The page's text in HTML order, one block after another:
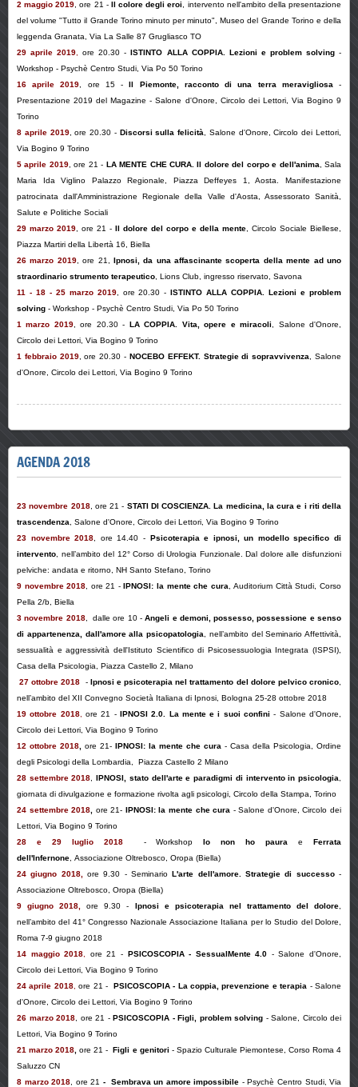
2 maggio 2019 , ore 21 - Il colore degli eroi
, intervento nell'ambito della presentazione
del volume "Tutto il Grande Torino minuto per minuto", Museo del Grande Torino e della
leggenda Granata, Via La Salle 87 Grugliasco TO
29 aprile 2019
ore 20.30 -ISTINTO ALLA COPPIA. Lezioni e problem solving-
Workshop - Psychè Centro Studi, Via Po 50 Torino
16 aprile 2019 , ore 15 -Il Piemonte, racconto di una terra meravigliosa -
Presentazione 2019 del Magazine -Salone d'Onore, Circolo dei Lettori, Via Bogino 9
Torino
8 aprile 2019, ore 20.30 - Discorsi sulla felicità
, Salone d'Onore, Circolo dei Lettori,
Via Bogino 9 Torino
5 aprile 2019, ore 21 - LA MENTE CHE CURA. Il dolore del corpo e dell'anima , Sala
Maria Ida Viglino Palazzo Regionale, Piazza Deffeyes 1, Aosta. Manifestazione
patrocinata dall'Amministrazione Regionale della Valle d'Aosta, Assessorato Sanità,
Salute e Politiche Sociali
29 marzo 2019 , ore 21 - Il dolore del corpo e della mente , Circolo Sociale Biellese,
Piazza Martiri della Libertà 16, Biella
26 marzo 2019, ore 21, Ipnosi, da una affascinante scoperta della mente ad uno
straordinario strumento terapeutico , Lions Club, ingresso riservato, Savona
11 - 18 - 25 marzo 2019, ore 20.30 -ISTINTO ALLA COPPIA. Lezioni e problem
solving - Workshop - Psychè Centro Studi, Via Po 50 Torino
1 marzo 2019, ore 20.30 - LA COPPIA. Vita, opere e miracoli
, Salone d'Onore,
Circolo dei Lettori, Via Bogino 9 Torino
1 febbraio 2019, ore 20.30 - NOCEBO EFFEKT. Strategie di sopravvivenza
, Salone
d'Onore, Circolo dei Lettori, Via Bogino 9 Torino
AGENDA 2018
23 novembre 2018, ore 21 - STATI DI COSCIENZA. La medicina, la cura e i riti della
trascendenza , Salone d'Onore, Circolo dei Lettori, Via Bogino 9 Torino
23 novembre 2018 , ore 14.40 - Psicoterapia e ipnosi, un modello specifico di
intervento , nell’ambito del 12° Corso di Urologia Funzionale. Dal dolore alle disfunzioni
pelviche: andata e ritorno , NH Santo Stefano, Torino
9 novembre 2018 , ore 21 -IPNOSI: la mente che cura , Auditorium Città Studi, Corso
Pella 2/b, Biella
3 novembre 2018, dalle ore 10 -Angeli e demoni, possesso, possessione e senso
di appartenenza, dall'amore alla psicopatologia , nell’ambito del Seminario Affettività,
sessualità e aggressività dell'Istituto Scientifico di Psicosessuologia Integrata (ISPSI),
Casa della Psicologia, Piazza Castello 2, Milano
27 ottobre 2018
- Ipnosi e psicoterapia nel trattamento del dolore pelvico cronico
nell’ambito del XII Convegno Società Italiana di Ipnosi, Bologna 25-28 ottobre 2018
19 ottobre 2018, ore 21 - IPNOSI 2.0. La mente e i suoi confini- Salone d'Onore
Circolo dei Lettori, Via Bogino 9 Torino
12 ottobre 2018
ore 21- IPNOSI: la mente che cura - Casa della Psicologia, Ordine
degli Psicologi della Lombardia, Piazza Castello 2 Milano
28 settembre 2018 ,IPNOSI, stato dell'arte e paradigmi di intervento in psicologia
giornata di divulgazione e formazione rivolta agli psicologi, Circolo della Stampa, Torino
24 settembre 2018
ore 21- IPNOSI: la mente che cura - Salone d'Onore , Circolo dei
Lettori, Via Bogino 9 Torino
28 e 29 luglio 2018 -WorkshopIo non ho paura eFerrata
dell'Infernone Associazione Oltrebosco, Oropa (Biella)
24 giugno 2018,ore 9.30 - SeminarioL'arte dell'amore. Strategie di successo-
Associazione Oltrebosco, Oropa (Biella)
9 giugno 2018,
ore 9.30 - Ipnosi e psicoterapia nel trattamento del dolore
nell’ambito del 41° Congresso Nazionale Associazione Italiana per lo Studio del Dolore,
Roma 7-9 giugno 2018
14 maggio 2018
ore 21 - PSICOSCOPIA - SessualMente 4.0 -Salone d'Onore
Circolo dei Lettori, Via Bogino 9 Torino
24 aprile 2018,ore 21 - PSICOSCOPIA - La coppia, prevenzione e terapia -Salone
d'Onore , Circolo dei Lettori, Via Bogino 9 Torino
26 marzo 2018 , ore 21 - PSICOSCOPIA - Figli, problem solving - Salone, Circolo dei
Lettori, Via Bogino 9 Torino
21 marzo 2018 ,ore 21 - Figli e genitori - Spazio Culturale Piemontese, Corso Roma 4
Saluzzo CN
8 marzo 2018 , ore 21 - Sembrava un amore impossibile - Psychè Centro Studi, Via